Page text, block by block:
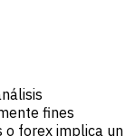
fines
o forex implica un